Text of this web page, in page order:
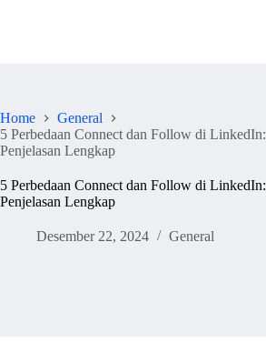
Home
General
5 Perbedaan Connect dan Follow di LinkedIn:
Penjelasan Lengkap
5 Perbedaan Connect dan Follow di LinkedIn:
Penjelasan Lengkap
Desember 22, 2024 General